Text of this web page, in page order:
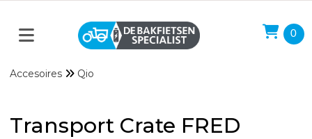
0
Accesoires Qio
Transport Crate FRED